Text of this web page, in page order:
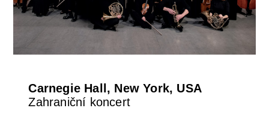
Carnegie Hall, New York, USA
Zahraniční koncert